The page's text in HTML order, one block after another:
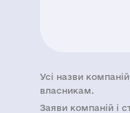
Усі назви
власникам.
Заяви компаній i